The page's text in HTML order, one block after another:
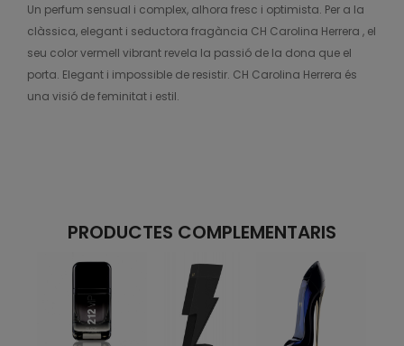
Un perfum sensual i complex, alhora fresc i optimista. Per a la
clàssica, elegant i seductora fragància CH Carolina Herrera , el
seu color vermell vibrant revela la passió de la dona que el
porta. Elegant i impossible de resistir. CH Carolina Herrera és
una visió de feminitat i estil.
PRODUCTES COMPLEMENTARIS